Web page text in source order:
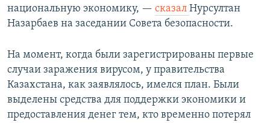
национальную экономику, — сказал Нурсултан
Назарбаев на заседании Совета безопасности.
На момент, когда были зарегистрированы первые
случаи заражения вирусом, у правительства
Казахстана, как заявлялось, имелся план. Были
выделены средства для поддержки экономики и
предоставления денег тем, кто временно потерял